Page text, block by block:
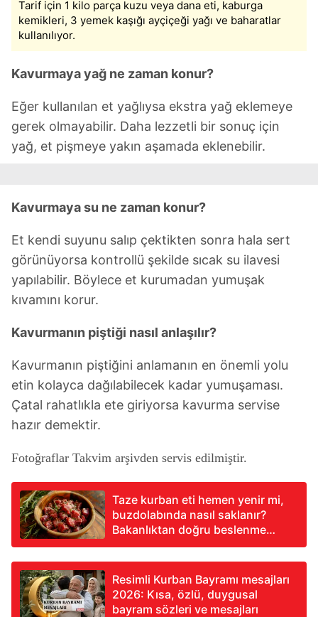
Tarif için 1 kilo parça kuzu veya dana eti, kaburga
kemikleri, 3 yemek kaşığı ayçiçeği yağı ve baharatlar
kullanılıyor.
Kavurmaya yağ ne zaman konur?
Eğer kullanılan et yağlıysa ekstra yağ eklemeye
gerek olmayabilir. Daha lezzetli bir sonuç için
yağ, et pişmeye yakın aşamada eklenebilir.
Kavurmaya su ne zaman konur?
Et kendi suyunu salıp çektikten sonra hala sert
görünüyorsa kontrollü şekilde sıcak su ilavesi
yapılabilir. Böylece et kurumadan yumuşak
kıvamını korur.
Kavurmanın piştiği nasıl anlaşılır?
Kavurmanın piştiğini anlamanın en önemli yolu
etin kolayca dağılabilecek kadar yumuşaması.
Çatal rahatlıkla ete giriyorsa kavurma servise
hazır demektir.
Fotoğraflar Takvim arşivden servis edilmiştir.
Taze kurban eti hemen yenir mi,
buzdolabında nasıl saklanır?
Bakanlıktan doğru beslenme
rehberi
Resimli Kurban Bayramı mesajları
2026: Kısa, özlü, duygusal
bayram sözleri ve mesajları